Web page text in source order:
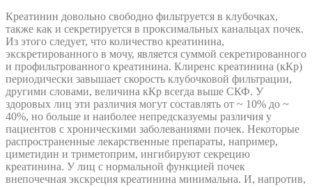
Креатинин довольно свободно фильтруется в клубочках,
также как и секретируется в проксимальных канальцах почек.
Из этого следует, что количество креатинина,
экскретированного в мочу, является суммой секретированного
и профильтрованного креатинина. Клиренс креатинина (кКр)
периодически завышает скорость клубочковой фильтрации,
другими словами, величина кКр всегда выше СКФ. У
здоровых лиц эти различия могут составлять от ~ 10% до ~
40%, но больше и наиболее непредсказуемы различия у
пациентов с хроническими заболеваниями почек. Некоторые
распространенные лекарственные препараты, например,
циметидин и триметоприм, ингибируют секрецию
креатинина. У лиц с нормальной функцией почек
внепочечная экскреция креатинина минимальна. И, напротив,